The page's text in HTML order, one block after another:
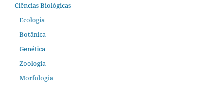
Ciências Biológicas
Ecologia
Botânica
Genética
Zoologia
Morfologia